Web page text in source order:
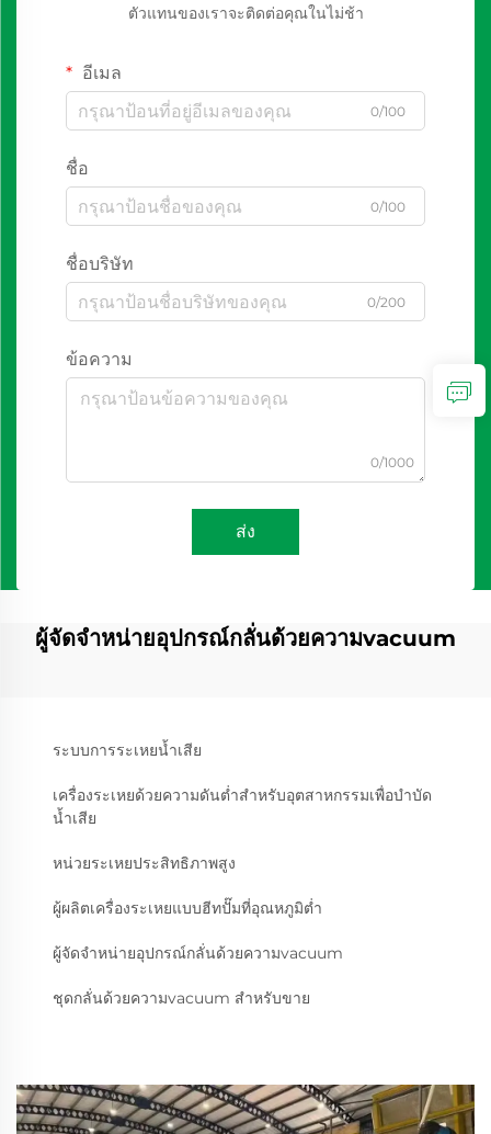
ตัวแทนของเราจะติดต่อคุณในไม่ช้า
อีเมล
0/100
ชื่อ
0/100
ชื่อบริษัท
0/200
ข้อความ
0/1000
ส่ง
ผู้จัดจำหน่ายอุปกรณ์กลั่นด้วยความvacuum
ระบบการระเหยน้ำเสีย
เครื่องระเหยด้วยความดันต่ำสำหรับอุตสาหกรรมเพื่อบำบัด
น้ำเสีย
หน่วยระเหยประสิทธิภาพสูง
ผู้ผลิตเครื่องระเหยแบบฮีทปั๊มที่อุณหภูมิต่ำ
ผู้จัดจำหน่ายอุปกรณ์กลั่นด้วยความvacuum
ชุดกลั่นด้วยความvacuum สำหรับขาย